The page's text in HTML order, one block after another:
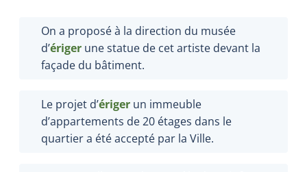
On a proposé à la direction du musée
d’ériger une statue de cet artiste devant la
façade du bâtiment.
Le projet d’ériger un immeuble
d’appartements de 20 étages dans le
quartier a été accepté par la Ville.